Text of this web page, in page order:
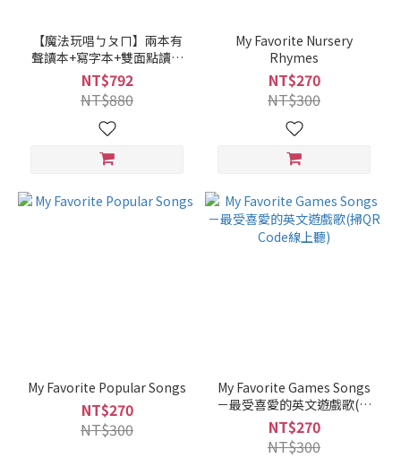
【魔法玩唱ㄅㄆㄇ】兩本有
聲讀本+寫字本+雙面點讀墊
板
NT$792
NT$880
My Favorite Nursery
Rhymes
NT$270
NT$300
My Favorite Popular Songs
NT$270
NT$300
My Favorite Games Songs
－最受喜愛的英文遊戲歌(掃
QR Code線上聽)
NT$270
NT$300